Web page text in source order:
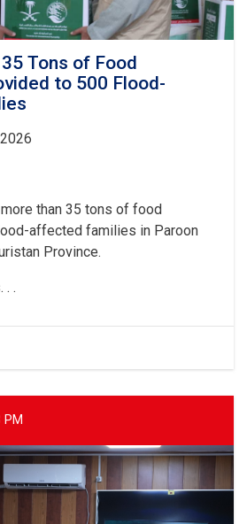
Tons of Food
to 500 Flood-
than 35 tons of food
affected families in Paroon
Province.
. .